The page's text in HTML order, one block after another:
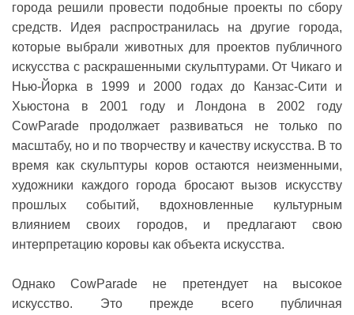
города решили провести подобные проекты по сбору
средств. Идея распространилась на другие города,
которые выбрали животных для проектов публичного
искусства с раскрашенными скульптурами. От Чикаго и
Нью-Йорка в 1999 и 2000 годах до Канзас-Сити и
Хьюстона в 2001 году и Лондона в 2002 году
CowParade продолжает развиваться не только по
масштабу, но и по творчеству и качеству искусства. В то
время как скульптуры коров остаются неизменными,
художники каждого города бросают вызов искусству
прошлых событий, вдохновленные культурным
влиянием своих городов, и предлагают свою
интерпретацию коровы как объекта искусства.
Однако CowParade не претендует на высокое
искусство. Это прежде всего публичная